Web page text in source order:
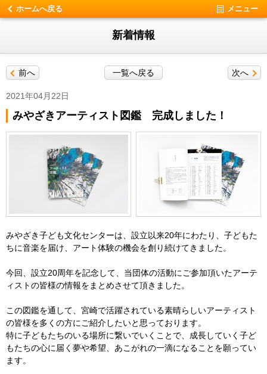
ホームへ戻る メニュー
新着情報
次へ
前へ 一覧へ戻る
2021年04月22日
みやざきアーティスト図鑑 完成しました！
みやざき子ども文化センターは、設立以来20年にわたり、子どもた
ちに音楽を届け、アート体験の機会を創り続けてきました。
今回、設立20周年を記念して、当団体の活動にご参加頂いたアーテ
ィストの皆様の情報をまとめさせて頂きました。
この図鑑を通して、宮崎で活躍されている素晴らしいアーティスト
の皆様を多くの方にご紹介したいと思っております。
特に子どもたちのいる場所に繋いでいくことで、成長していく子ど
もたちの心に届く夢や希望、あこがれの一滴になることを願ってい
ます。